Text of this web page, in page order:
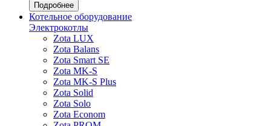
Подробнее
Котельное оборудование
Электрокотлы
Zota LUX
Zota Balans
Zota Smart SE
Zota MK-S
Zota MK-S Plus
Zota Solid
Zota Solo
Zota Econom